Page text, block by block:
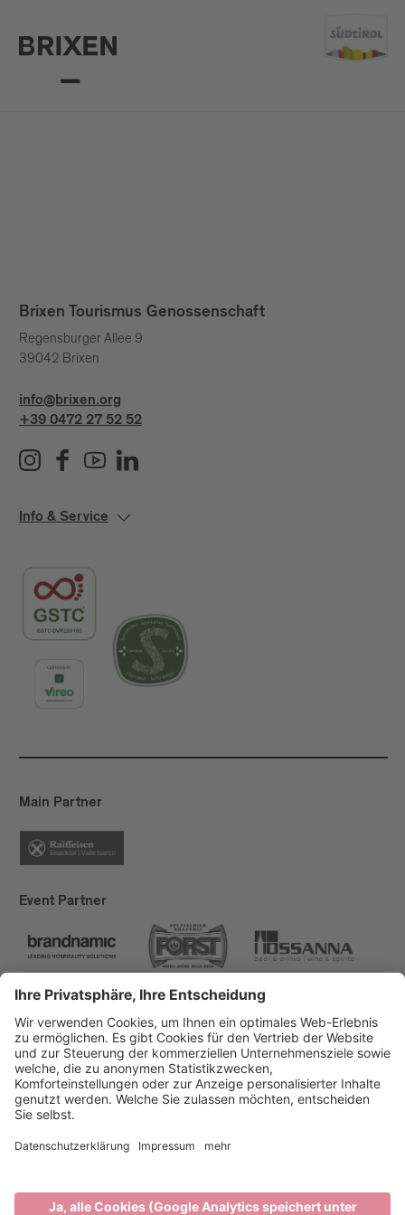
Brixen Tourismus Genossenschaft
Regensburger Allee 9
39042 Brixen
info@brixen.org
+39 0472 27 52 52
Info & Service
Main Partner
Event Partner
Brixen Tourismus
Privacy
Impressum
Förderungen
produced by